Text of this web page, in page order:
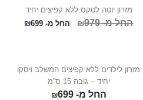
מזרון יוטה לטקס ללא קפיצים יחיד
החל מ- ₪979 החל מ- ₪699
מזרון לילדים ללא קפיצים המשלב ויסקו
יחיד – גובה 15 ס”מ
החל מ- ₪699